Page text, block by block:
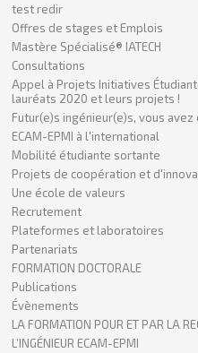
test redir
Offres de stages et Emplois
Mastère Spécialisé® IATECH
Consultations
Appel à Projets Initiatives
lauréats 2020 et leurs projets !
Futur(e)s ingénieur(e)s, vous
ECAM-EPMI à l'international
Mobilité étudiante sortante
Projets de coopération et
Une école de valeurs
Recrutement
Plateformes et laboratoires
Partenariats
FORMATION DOCTORALE
Publications
Évènements
LA FORMATION POUR ET PAR LA
L’INGÉNIEUR ECAM-EPMI